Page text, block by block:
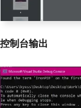
控制台输出